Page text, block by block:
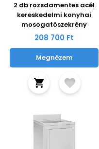
2 db rozsdamentes acél
kereskedelmi konyhai
mosogatószekrény
208 700 Ft
Megnézem